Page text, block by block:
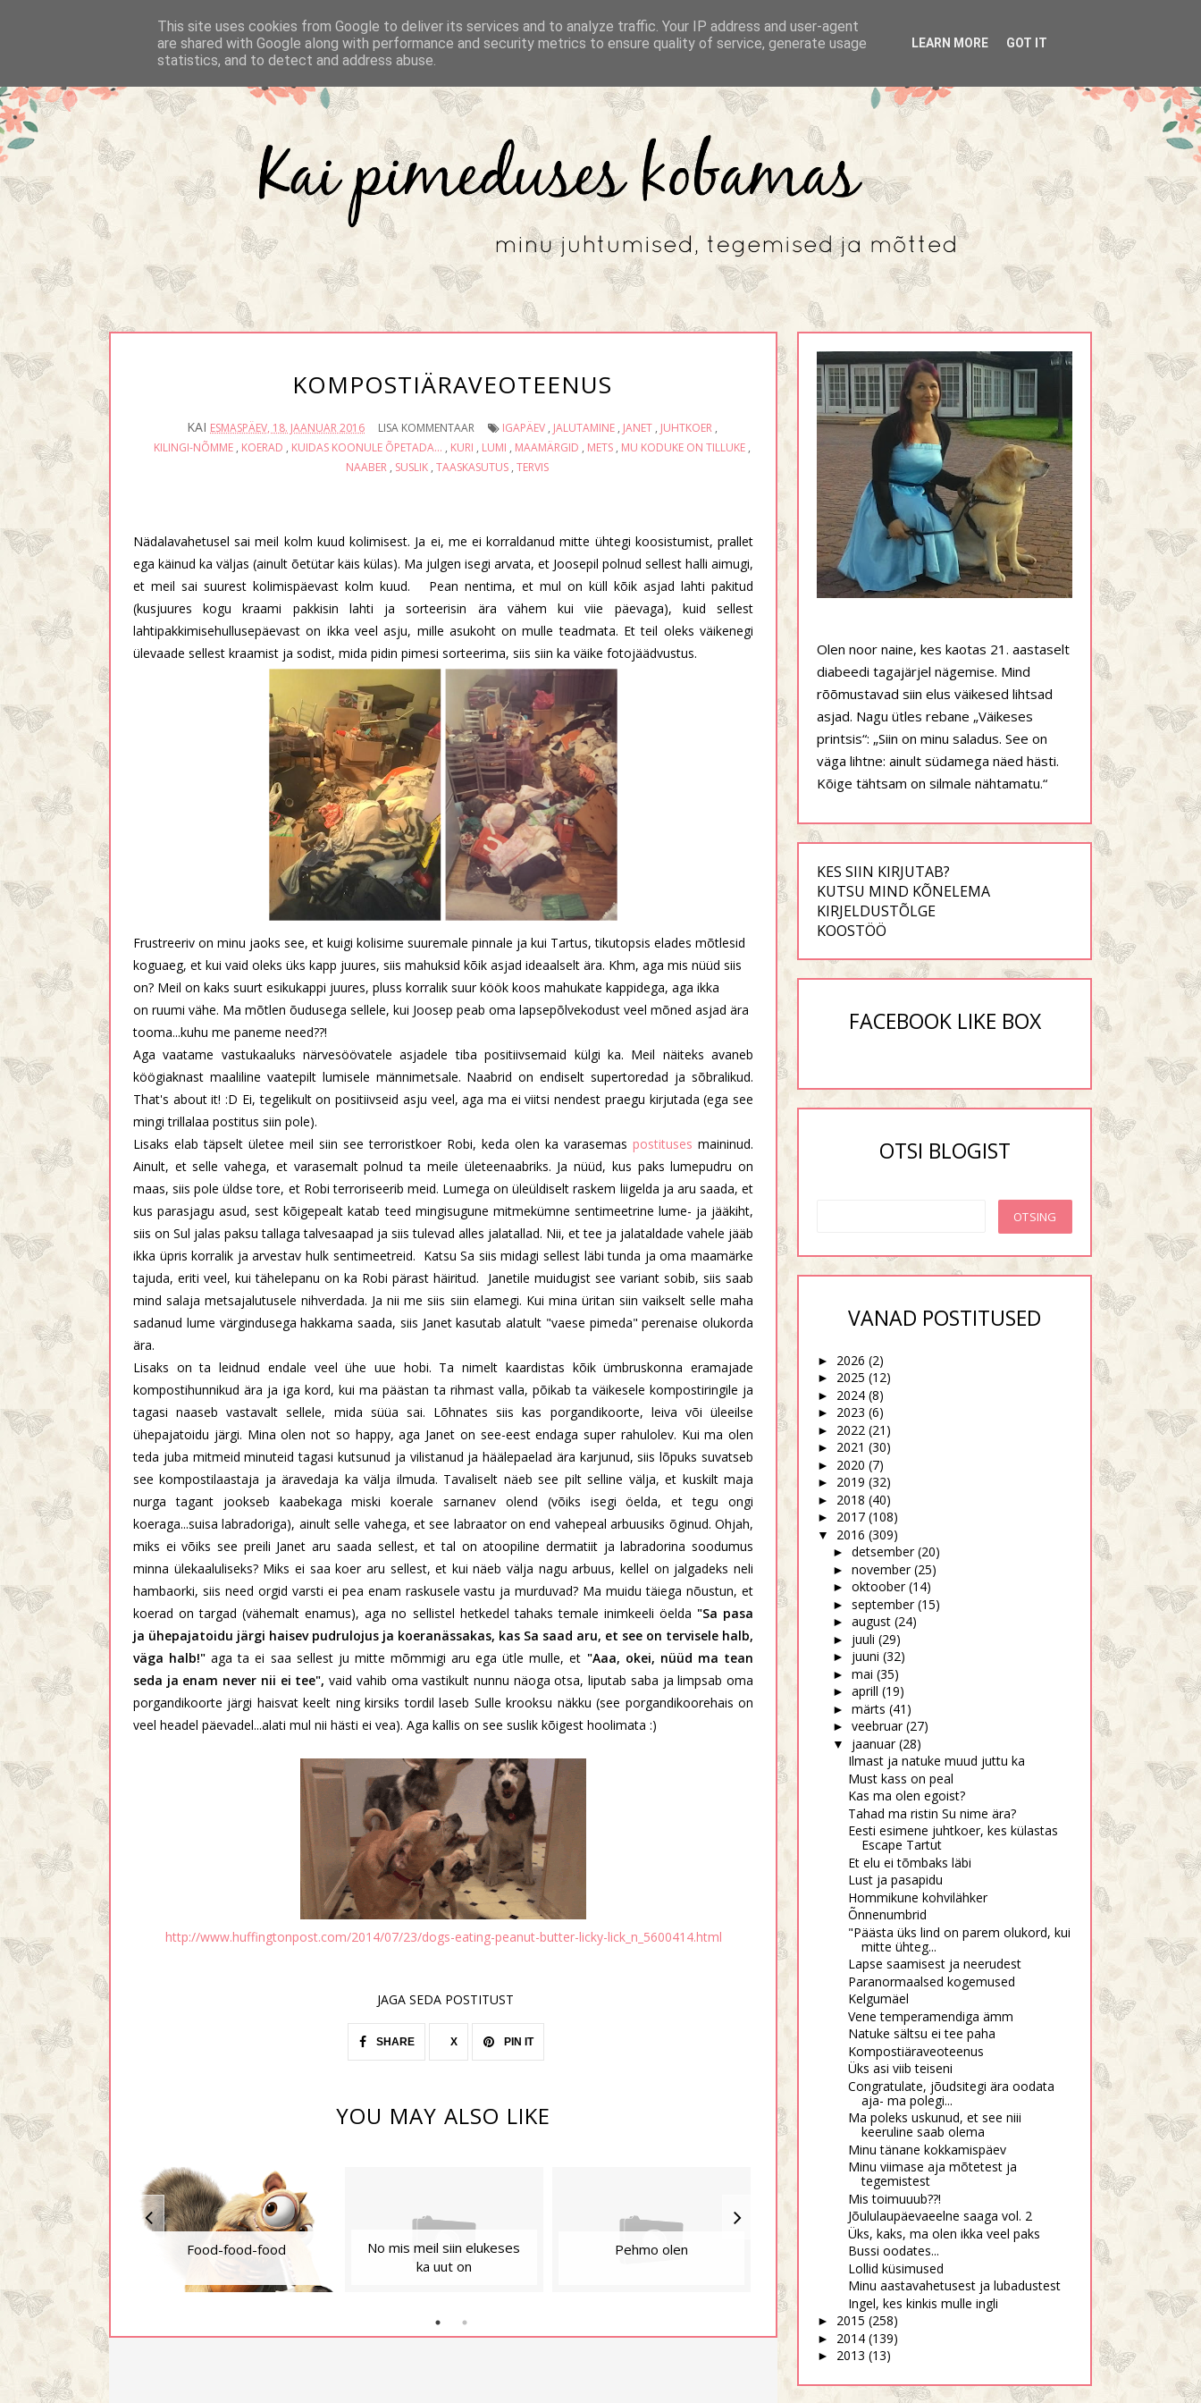
KOMPOSTIÄRAVEOTEENUS
KAI ESMASPÄEV, 18. JAANUAR 2016 LISA KOMMENTAAR IGAPÄEV , JALUTAMINE , JANET , JUHTKOER ,
KILINGI-NÕMME , KOERAD , KUIDAS KOONULE ÕPETADA... , KURI , LUMI , MAAMÄRGID , METS , MU KODUKE ON TILLUKE ,
NAABER, SUSLIK, TAASKASUTUS, TERVIS
Nädalavahetusel sai meil kolm kuud kolimisest. Ja ei, me ei korraldanud mitte ühtegi koosistumist, prallet
ega käinud ka väljas (ainult õetütar käis külas). Ma julgen isegi arvata, et Joosepil polnud sellest halli aimugi,
et meil sai suurest kolimispäevast kolm kuud. Pean nentima, et mul on küll kõik asjad lahti pakitud
(kusjuures kogu kraami pakkisin lahti ja sorteerisin ära vähem kui viie päevaga), kuid sellest
lahtipakkimisehullusepäevast on ikka veel asju, mille asukoht on mulle teadmata. Et teil oleks väikenegi
ülevaade sellest kraamist ja sodist, mida pidin pimesi sorteerima, siis siin ka väike fotojäädvustus.
Frustreeriv on minu jaoks see, et kuigi kolisime suuremale pinnale ja kui Tartus, tikutopsis elades mõtlesid
koguaeg, et kui vaid oleks üks kapp juures, siis mahuksid kõik asjad ideaalselt ära. Khm, aga mis nüüd siis
on? Meil on kaks suurt esikukappi juures, pluss korralik suur köök koos mahukate kappidega, aga ikka
on ruumi vähe. Ma mõtlen õudusega sellele, kui Joosep peab oma lapsepõlvekodust veel mõned asjad ära
tooma...kuhu me paneme need??!
Aga vaatame vastukaaluks närvesöövatele asjadele tiba positiivsemaid külgi ka. Meil näiteks avaneb
köögiaknast maaliline vaatepilt lumisele männimetsale. Naabrid on endiselt supertoredad ja sõbralikud.
That's about it! :D Ei, tegelikult on positiivseid asju veel, aga ma ei viitsi nendest praegu kirjutada (ega see
mingi trillalaa postitus siin pole).
Lisaks elab täpselt ületee meil siin see terroristkoer Robi, keda olen ka varasemas postituses maininud.
Ainult, et selle vahega, et varasemalt polnud ta meile ületeenaabriks. Ja nüüd, kus paks lumepudru on
maas, siis pole üldse tore, et Robi terroriseerib meid. Lumega on üleüldiselt raskem liigelda ja aru saada, et
kus parasjagu asud, sest kõigepealt katab teed mingisugune mitmekümne sentimeetrine lume- ja jääkiht,
siis on Sul jalas paksu tallaga talvesaapad ja siis tulevad alles jalatallad. Nii, et tee ja jalataldade vahele jääb
ikka üpris korralik ja arvestav hulk sentimeetreid. Katsu Sa siis midagi sellest läbi tunda ja oma maamärke
tajuda, eriti veel, kui tähelepanu on ka Robi pärast häiritud. Janetile muidugist see variant sobib, siis saab
mind salaja metsajalutusele nihverdada. Ja nii me siis siin elamegi. Kui mina üritan siin vaikselt selle maha
sadanud lume värgindusega hakkama saada, siis Janet kasutab alatult "vaese pimeda" perenaise olukorda
ära.
Lisaks on ta leidnud endale veel ühe uue hobi. Ta nimelt kaardistas kõik ümbruskonna eramajade
kompostihunnikud ära ja iga kord, kui ma päästan ta rihmast valla, põikab ta väikesele kompostiringile ja
tagasi naaseb vastavalt sellele, mida süüa sai. Lõhnates siis kas porgandikoorte, leiva või üleeilse
ühepajatoidu järgi. Mina olen not so happy, aga Janet on see-eest endaga super rahulolev. Kui ma olen
teda juba mitmeid minuteid tagasi kutsunud ja vilistanud ja häälepaelad ära karjunud, siis lõpuks suvatseb
see kompostilaastaja ja äravedaja ka välja ilmuda. Tavaliselt näeb see pilt selline välja, et kuskilt maja
nurga tagant jookseb kaabekaga miski koerale sarnanev olend (võiks isegi öelda, et tegu ongi
koeraga...suisa labradoriga), ainult selle vahega, et see labraator on end vahepeal arbuusiks õginud. Ohjah,
miks ei võiks see preili Janet aru saada sellest, et tal on atoopiline dermatiit ja labradorina soodumus
minna ülekaaluliseks? Miks ei saa koer aru sellest, et kui näeb välja nagu arbuus, kellel on jalgadeks neli
hambaorki, siis need orgid varsti ei pea enam raskusele vastu ja murduvad? Ma muidu täiega nõustun, et
koerad on targad (vähemalt enamus), aga no sellistel hetkedel tahaks temale inimkeeli öelda "Sa pasa
ja ühepajatoidu järgi haisev pudrulojus ja koeranässakas, kas Sa saad aru, et see on tervisele halb,
väga halb!"aga ta ei saa sellest ju mitte mõmmigi aru ega ütle mulle, et "Aaa, okei, nüüd ma tean
seda ja enam never nii ei tee",vaid vahib oma vastikult nunnu näoga otsa, liputab saba ja limpsab oma
porgandikoorte järgi haisvat keelt ning kirsiks tordil laseb Sulle krooksu näkku (see porgandikoorehais on
veel headel päevadel...alati mul nii hästi ei vea). Aga kallis on see suslik kõigest hoolimata :)
http://www.huffingtonpost.com/2014/07/23/dogs-eating-peanut-butter-licky-lick_n_5600414.html
JAGA SEDA POSTITUST
SHARE X PIN IT
YOU MAY ALSO LIKE
Food-food-food
No mis meil siin elukeses
ka uut on
Pehmo olen Väike vlog meie jalutusest
Pole vaja endale ise
mõttetutest ja...
Olen noor naine, kes kaotas 21. aastaselt
diabeedi tagajärjel nägemise. Mind
rõõmustavad siin elus väikesed lihtsad
asjad. Nagu ütles rebane „Väikeses
printsis“: „Siin on minu saladus. See on
väga lihtne: ainult südamega näed hästi.
Kõige tähtsam on silmale nähtamatu.“
KES SIIN KIRJUTAB?
KUTSU MIND KÕNELEMA
KIRJELDUSTÕLGE
KOOSTÖÖ
FACEBOOK LIKE BOX
OTSI BLOGIST
VANAD POSTITUSED
► 2026 (2)
► 2025 (12)
► 2024 (8)
► 2023 (6)
► 2022 (21)
► 2021 (30)
► 2020 (7)
► 2019 (32)
► 2018 (40)
► 2017 (108)
▼ 2016 (309)
► detsember (20)
► november (25)
► oktoober (14)
► september (15)
► august (24)
► juuli (29)
► juuni (32)
► mai (35)
► aprill (19)
► märts (41)
► veebruar (27)
▼ jaanuar (28)
Ilmast ja natuke muud juttu ka
Must kass on peal
Kas ma olen egoist?
Tahad ma ristin Su nime ära?
Eesti esimene juhtkoer, kes külastas
Escape Tartut
Et elu ei tõmbaks läbi
Lust ja pasapidu
Hommikune kohvilähker
Õnnenumbrid
"Päästa üks lind on parem olukord, kui
mitte ühteg...
Lapse saamisest ja neerudest
Paranormaalsed kogemused
Kelgumäel
Vene temperamendiga ämm
Natuke sältsu ei tee paha
Kompostiäraveoteenus
Üks asi viib teiseni
Congratulate, jõudsitegi ära oodata
aja- ma polegi...
Ma poleks uskunud, et see niii
keeruline saab olema
Minu tänane kokkamispäev
Minu viimase aja mõtetest ja
tegemistest
Mis toimuuub??!
Jõululaupäevaeelne saaga vol. 2
Üks, kaks, ma olen ikka veel paks
Bussi oodates...
Lollid küsimused
Minu aastavahetusest ja lubadustest
Ingel, kes kinkis mulle ingli
► 2015 (258)
► 2014 (139)
► 2013 (13)
This site uses cookies from Google to deliver its services and to analyze traffic. Your IP address and user-agent
are shared with Google along with performance and security metrics to ensure quality of service, generate usage
statistics, and to detect and address abuse.
LEARN MORE GOT IT